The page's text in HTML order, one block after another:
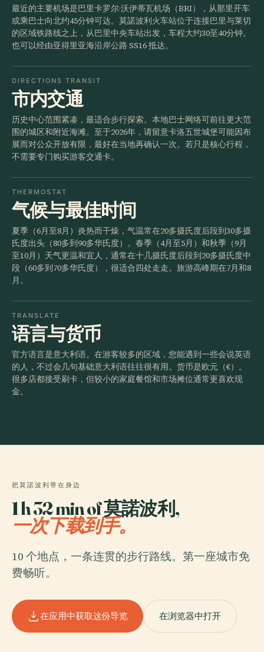
最近的主要机场是巴里卡罗尔·沃伊蒂瓦机场（BRI），从那里开车
或乘巴士向北约45分钟可达。莫諾波利火车站位于连接巴里与莱切
的区域铁路线之上，从巴里中央车站出发，车程大约30至40分钟。
也可以经由亚得里亚海沿岸公路 SS16 抵达。
DIRECTIONS TRANSIT
市内交通
历史中心范围紧凑，最适合步行探索。本地巴士网络可前往更大范
围的城区和附近海滩。至于2026年，请留意卡洛五世城堡可能因布
展而对公众开放有限，最好在当地再确认一次。若只是核心行程，
不需要专门购买游客交通卡。
THERMOSTAT
气候与最佳时间
夏季（6月至8月）炎热而干燥，气温常在20多摄氏度后段到30多摄
氏度出头（80多到90多华氏度）。春季（4月至5月）和秋季（9月
至10月）天气更温和宜人，通常在十几摄氏度后段到20多摄氏度中
段（60多到70多华氏度），很适合四处走走。旅游高峰期在7月和8
月。
TRANSLATE
语言与货币
官方语言是意大利语。在游客较多的区域，您能遇到一些会说英语
的人，不过会几句基础意大利语往往很有用。货币是欧元（€）。
很多店都接受刷卡，但较小的家庭餐馆和市场摊位通常更喜欢现
金。
把莫諾波利带在身边
1 h 32 min of 莫諾波利,
一次下载到手。
10 个地点，一条连贯的步行路线。第一座城市免
费畅听。
在应用中获取这份导览 在浏览器中打开